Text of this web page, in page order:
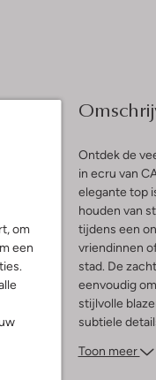
om
een
Ontdek de
in ecru van
elegante top
houden van
tijdens een
vriendinnen
stad. De
eenvoudig
stijlvolle
subtiele
verzorgd
Toon meer